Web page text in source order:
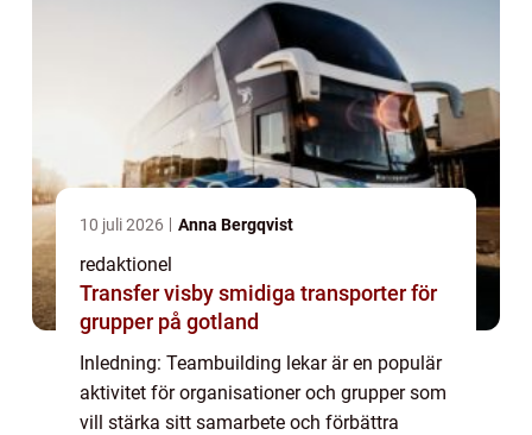
10 juli 2026 Anna Bergqvist
redaktionel
Transfer visby smidiga transporter för
grupper på gotland
Inledning: Teambuilding lekar är en populär
aktivitet för organisationer och grupper som
vill stärka sitt samarbete och förbättra